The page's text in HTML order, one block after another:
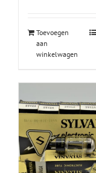
Toevoegen
aan
winkelwagen